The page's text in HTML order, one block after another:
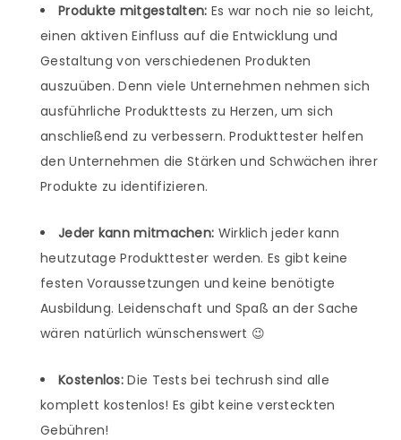
Produkte mitgestalten: Es war noch nie so leicht,
einen aktiven Einfluss auf die Entwicklung und
Gestaltung von verschiedenen Produkten
auszuüben. Denn viele Unternehmen nehmen sich
ausführliche Produkttests zu Herzen, um sich
anschließend zu verbessern. Produkttester helfen
den Unternehmen die Stärken und Schwächen ihrer
Produkte zu identifizieren.
Jeder kann mitmachen: Wirklich jeder kann
heutzutage Produkttester werden. Es gibt keine
festen Voraussetzungen und keine benötigte
Ausbildung. Leidenschaft und Spaß an der Sache
wären natürlich wünschenswert 😉
Kostenlos: Die Tests bei techrush sind alle
komplett kostenlos! Es gibt keine versteckten
Gebühren!